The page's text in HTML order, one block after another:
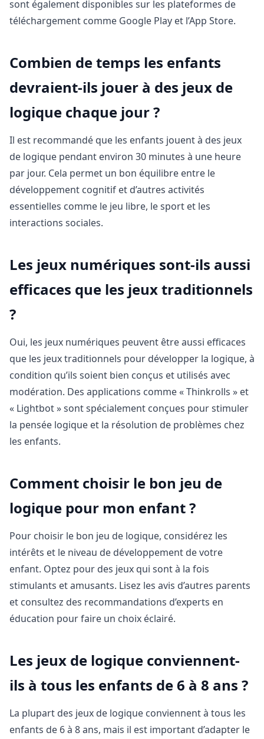
sont également disponibles sur les plateformes de
téléchargement comme Google Play et l’App Store.
Combien de temps les enfants
devraient-ils jouer à des jeux de
logique chaque jour ?
Il est recommandé que les enfants jouent à des jeux
de logique pendant environ 30 minutes à une heure
par jour. Cela permet un bon équilibre entre le
développement cognitif et d’autres activités
essentielles comme le jeu libre, le sport et les
interactions sociales.
Les jeux numériques sont-ils aussi
efficaces que les jeux traditionnels
?
Oui, les jeux numériques peuvent être aussi efficaces
que les jeux traditionnels pour développer la logique, à
condition qu’ils soient bien conçus et utilisés avec
modération. Des applications comme « Thinkrolls » et
« Lightbot » sont spécialement conçues pour stimuler
la pensée logique et la résolution de problèmes chez
les enfants.
Comment choisir le bon jeu de
logique pour mon enfant ?
Pour choisir le bon jeu de logique, considérez les
intérêts et le niveau de développement de votre
enfant. Optez pour des jeux qui sont à la fois
stimulants et amusants. Lisez les avis d’autres parents
et consultez des recommandations d’experts en
éducation pour faire un choix éclairé.
Les jeux de logique conviennent-
ils à tous les enfants de 6 à 8 ans ?
La plupart des jeux de logique conviennent à tous les
enfants de 6 à 8 ans, mais il est important d’adapter le